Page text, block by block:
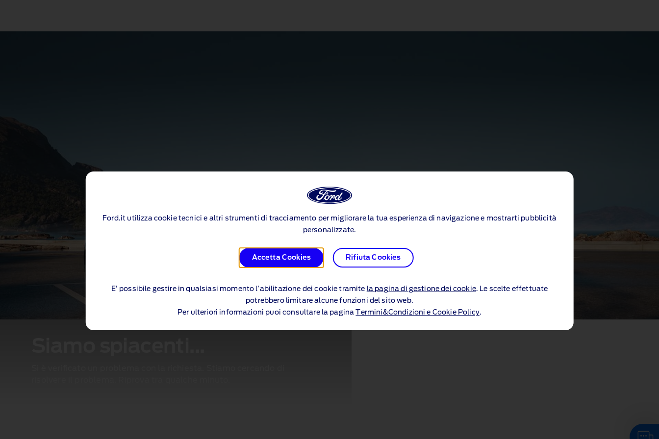
Ford.it utilizza cookie tecnici e altri strumenti di tracciamento per migliorare la tua esperienza di navigazione e mostrarti pubblicità
personalizzate.
Accetta Cookies Rifiuta Cookies
E’ possibile gestire in qualsiasi momento l’abilitazione dei cookie tramite la pagina di gestione dei cookie. Le scelte effettuate
potrebbero limitare alcune funzioni del sito web.
Per ulteriori informazioni puoi consultare la pagina
Termini&Condizioni e Cookie Policy.